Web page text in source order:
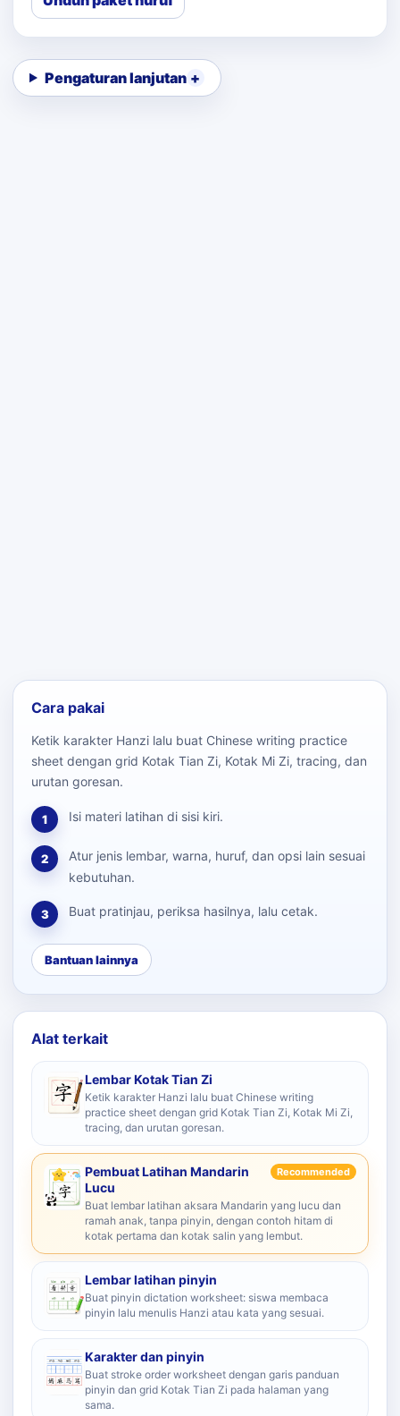
Pengaturan lanjutan
Cara pakai
Ketik karakter Hanzi lalu buat Chinese writing practice
sheet dengan grid Kotak Tian Zi, Kotak Mi Zi, tracing, dan
urutan goresan.
1 Isi materi latihan di sisi kiri.
2
Atur jenis lembar, warna, huruf, dan opsi lain sesuai
kebutuhan.
3 Buat pratinjau, periksa hasilnya, lalu cetak.
Bantuan lainnya
Alat terkait
Lembar Kotak Tian Zi
Ketik karakter Hanzi lalu buat Chinese writing
practice sheet dengan grid Kotak Tian Zi, Kotak Mi Zi,
tracing, dan urutan goresan.
Pembuat Latihan Mandarin
Lucu
Recommended
Buat lembar latihan aksara Mandarin yang lucu dan
ramah anak, tanpa pinyin, dengan contoh hitam di
kotak pertama dan kotak salin yang lembut.
Lembar latihan pinyin
Buat pinyin dictation worksheet: siswa membaca
pinyin lalu menulis Hanzi atau kata yang sesuai.
Karakter dan pinyin
Buat stroke order worksheet dengan garis panduan
pinyin dan grid Kotak Tian Zi pada halaman yang
sama.